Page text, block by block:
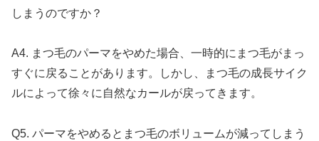
しまうのですか？
A4. まつ毛のパーマをやめた場合、一時的にまつ毛がまっ
すぐに戻ることがあります。しかし、まつ毛の成長サイク
ルによって徐々に自然なカールが戻ってきます。
Q5. パーマをやめるとまつ毛のボリュームが減ってしまう